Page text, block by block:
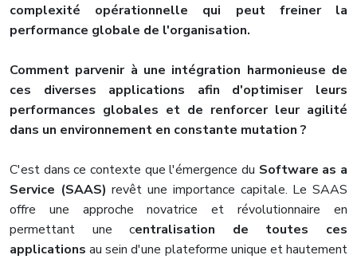
complexité opérationnelle qui peut freiner la
performance globale de l'organisation.
Comment parvenir à une intégration harmonieuse de
ces diverses applications afin d'optimiser leurs
performances globales et de renforcer leur agilité
dans un environnement en constante mutation ?
C'est dans ce contexte que l'émergence du Software as a
Service (SAAS) revêt une importance capitale. Le SAAS
offre une approche novatrice et révolutionnaire en
permettant une centralisation de toutes ces
applications au sein d'une plateforme unique et hautement